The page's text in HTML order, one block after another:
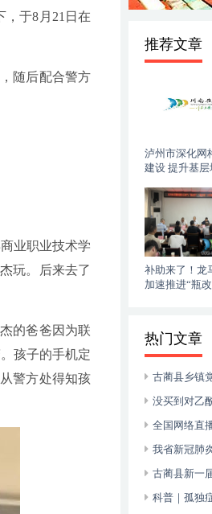
于8月21日在
随后配合警方
业职业技术学
玩。后来去了
的爸爸因为联
孩子的手机定
警方处得知孩
推荐文章
泸州市深化网
建设 提升基
补助来了！龙
加速推进“瓶
热门文章
古蔺县乡镇
没买到对乙
可以临时替代
全国网络直
动运行
我省新冠肺
古蔺县新一
科普｜孤独